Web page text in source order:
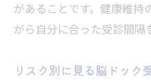
があることです。健康維
がら自分に合った受診間隔
リスク別に見る脳ドック